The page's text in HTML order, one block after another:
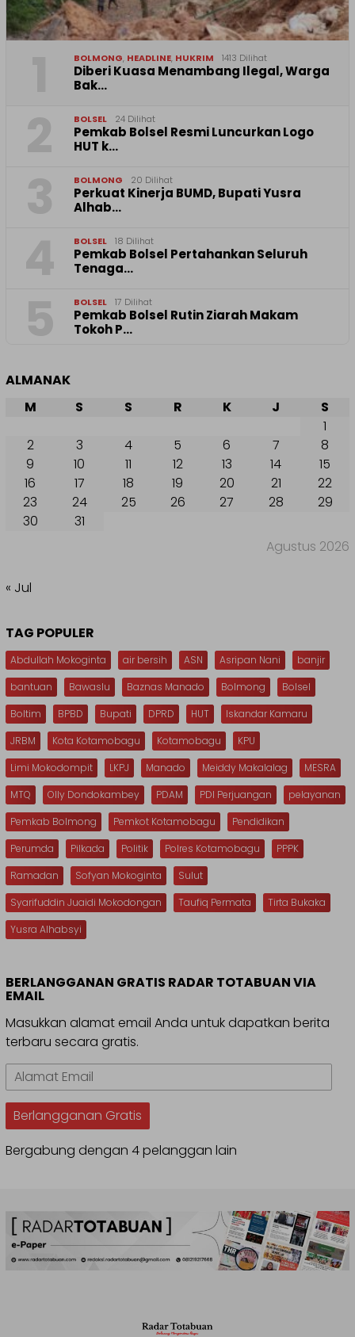
BOLMONG, HEADLINE, HUKRIM 1413 Dilihat
Diberi Kuasa Menambang Ilegal, Warga
Bak…
BOLSEL 24 Dilihat
Pemkab Bolsel Resmi Luncurkan Logo
HUT k…
BOLMONG 20 Dilihat
Perkuat Kinerja BUMD, Bupati Yusra
Alhab…
BOLSEL 18 Dilihat
Pemkab Bolsel Pertahankan Seluruh
Tenaga…
BOLSEL 17 Dilihat
Pemkab Bolsel Rutin Ziarah Makam
Tokoh P…
ALMANAK
Agustus 2026
M S S R K J
S
1
2
3 4 5 6 7
8
9
10 11 12 13 14
15
16
17 18 19 20 21
22
23
24 25 26 27 28
29
30
31
« Jul
TAG POPULER
Abdullah Mokoginta air bersih ASN Asripan Nani
banjir
bantuan
Bawaslu Baznas Manado Bolmong
Bolsel
Boltim
BPBD Bupati DPRD HUT
Iskandar Kamaru
JRBM
Kota Kotamobagu Kotamobagu
KPU
Limi Mokodompit
LKPJ Manado Meiddy Makalalag
MESRA
MTQ
Olly Dondokambey PDAM PDI Perjuangan
pelayanan
Pemkab Bolmong
Pemkot Kotamobagu
Pendidikan
Perumda
Pilkada Politik Polres Kotamobagu
PPPK
Ramadan
Sofyan Mokoginta
Sulut
Syarifuddin Juaidi Mokodongan
Taufiq Permata
Tirta Bukaka
Yusra Alhabsyi
BERLANGGANAN GRATIS RADAR TOTABUAN VIA
EMAIL
Masukkan alamat email Anda untuk dapatkan berita
terbaru secara gratis.
Alamat
Email
Berlangganan Gratis
Bergabung dengan 4 pelanggan lain